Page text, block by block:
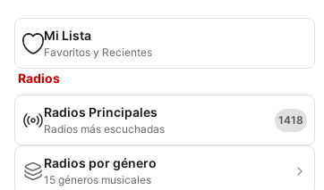
Mi Lista
Favoritos y Recientes
Radios
Radios Principales
Radios más escuchadas
1418
Radios por género
15 géneros musicales